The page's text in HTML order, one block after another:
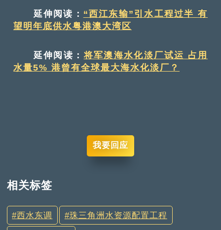
延伸阅读： “西江东输”引水工程过半 有
望明年底供水粤港澳大湾区
延伸阅读： 将军澳海水化淡厂试运 占用
水量5% 港曾有全球最大海水化淡厂？
我要回应
相关标签
西水东调 珠三角洲水资源配置工程